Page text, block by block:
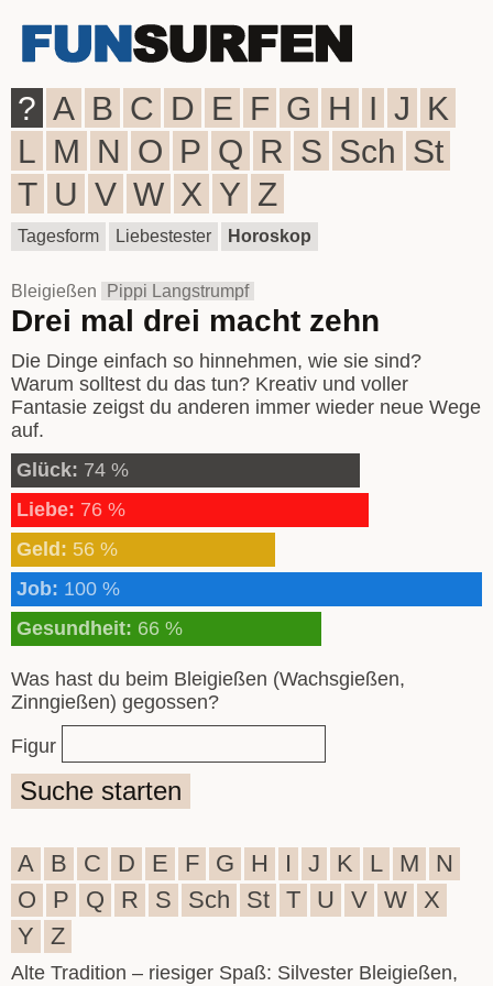
? A B C D E F G H I J K
L M N O P Q R S Sch St
T U V W X Y Z
Tagesform Liebestester Horoskop
Bleigießen Pippi Langstrumpf
Drei mal drei macht zehn
Die Dinge einfach so hinnehmen, wie sie sind?
Warum solltest du das tun? Kreativ und voller
Fantasie zeigst du anderen immer wieder neue Wege
auf.
Glück: 74 %
Liebe: 76 %
Geld: 56 %
Job: 100 %
Gesundheit: 66 %
Was hast du beim Bleigießen (Wachsgießen,
Zinngießen) gegossen?
Figur
Suche starten
A B C D E F G H I J K L M
N
O
P Q R S Sch St T U V W X
Y
Z
Alte Tradition – riesiger Spaß: Silvester Bleigießen,